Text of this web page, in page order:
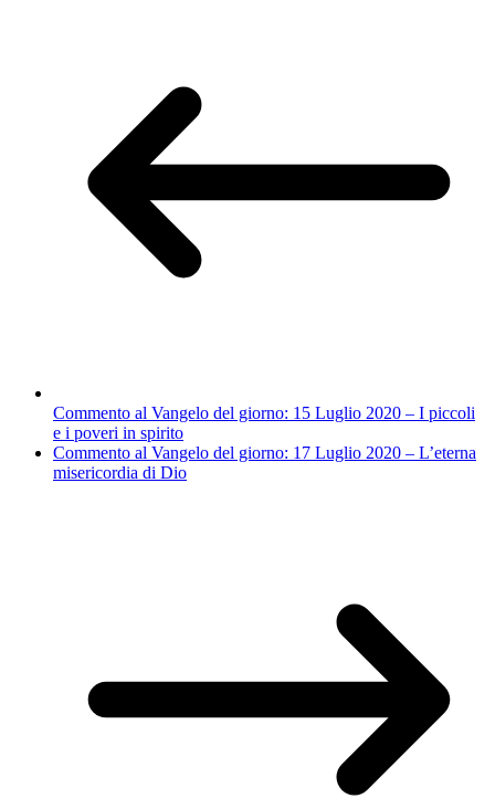
Commento al Vangelo del giorno: 15 Luglio 2020 – I piccoli
e i poveri in spirito
Commento al Vangelo del giorno: 17 Luglio 2020 – L’eterna
misericordia di Dio